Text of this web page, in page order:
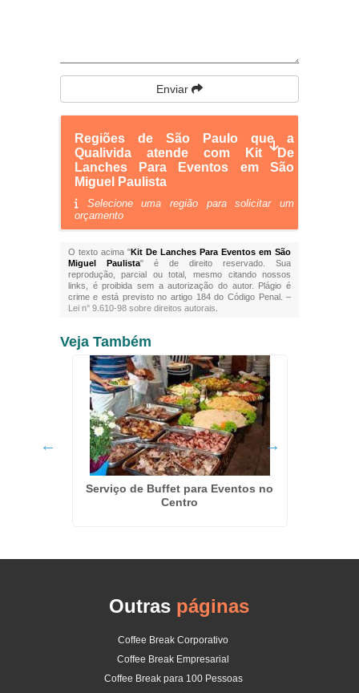
Enviar
Regiões de São Paulo que a
Qualivida atende com Kit De
Lanches Para Eventos em São
Miguel Paulista
Selecione uma região para solicitar um
orçamento
O texto acima "Kit De Lanches Para Eventos em São
Miguel Paulista" é de direito reservado. Sua
reprodução, parcial ou total, mesmo citando nossos
links, é proibida sem a autorização do autor. Plágio é
crime e está previsto no artigo 184 do Código Penal. –
Lei n° 9.610-98 sobre direitos autorais
Veja Também
Serviço de Buffet para Eventos no
Centro
Outras páginas
Coffee Break Corporativo
Coffee Break Empresarial
Coffee Break para 100 Pessoas